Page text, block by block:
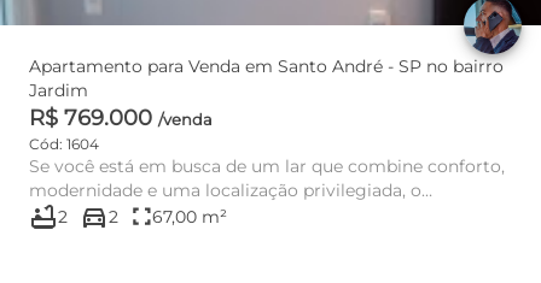
Apartamento para Venda em Santo André - SP no bairro
Jardim
R$ 769.000 /venda
Cód: 1604
Se você está em busca de um lar que combine conforto,
modernidade e uma localização privilegiada, o
Residencial Upper J...
bathtub2 directions_car2 fullscreen67,00 m²